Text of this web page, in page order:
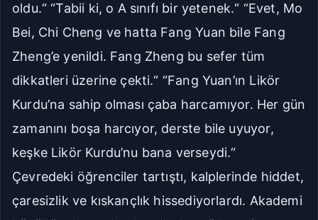
oldu.“ “Tabii ki, o A sınıfı bir yetenek.“ “Evet, Mo
Bei, Chi Cheng ve hatta Fang Yuan bile Fang
Zheng’e yenildi. Fang Zheng bu sefer tüm
dikkatleri üzerine çekti.“ “Fang Yuan’ın Likör
Kurdu’na sahip olması çaba harcamıyor. Her gün
zamanını boşa harcıyor, derste bile uyuyor,
keşke Likör Kurdu’nu bana verseydi.“
Çevredeki öğrenciler tartıştı, kalplerinde hiddet,
çaresizlik ve kıskançlık hissediyorlardı. Akademi